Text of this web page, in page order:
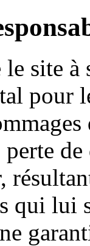
site à
pour
qui lui